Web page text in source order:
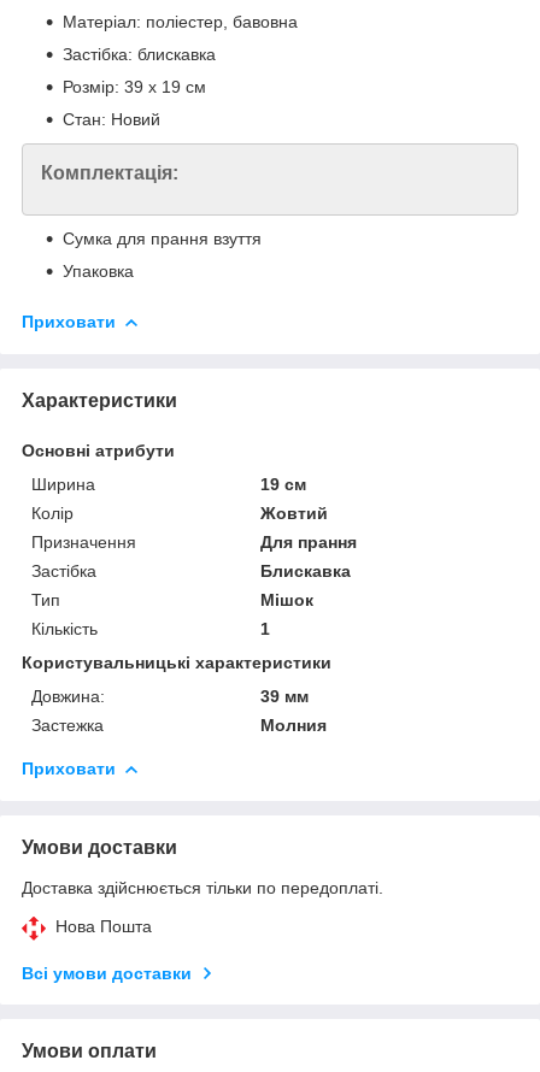
Матеріал: поліестер, бавовна
Застібка: блискавка
Розмір: 39 х 19 см
Стан: Новий
Комплектація:
Сумка для прання взуття
Упаковка
Приховати
Характеристики
Основні атрибути
Ширина
19 см
Колір
Жовтий
Призначення
Для прання
Застібка
Блискавка
Тип
Мішок
Кількість
1
Користувальницькі характеристики
Довжина:
39 мм
Застежка
Молния
Приховати
Умови доставки
Доставка здійснюється тільки по передоплаті.
Нова Пошта
Всі умови доставки
Умови оплати